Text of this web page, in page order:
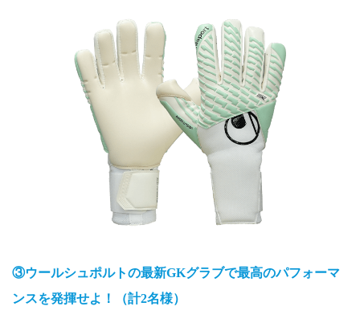
③ウールシュポルトの最新GKグラブで最高のパフォーマ
ンスを発揮せよ！（計2名様）